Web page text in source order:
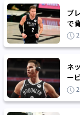
ブ
で
ン!?
ネ
ー
ャ